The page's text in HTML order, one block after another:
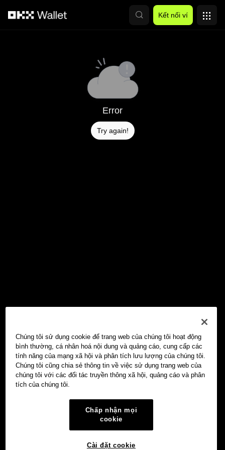
Kết nối ví
Error
Try again!
Chúng tôi sử dụng cookie để trang web của chúng tôi hoạt động
bình thường, cá nhân hoá nội dung và quảng cáo, cung cấp các
tính năng của mạng xã hội và phân tích lưu lượng của chúng tôi.
Chúng tôi cũng chia sẻ thông tin về việc sử dụng trang web của
chúng tôi với các đối tác truyền thông xã hội, quảng cáo và phân
tích của chúng tôi.
Chấp nhận mọi
cookie
Cài đặt cookie